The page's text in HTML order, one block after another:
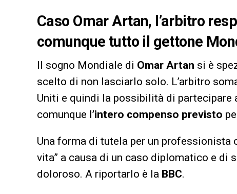
Caso Omar Artan, l’arbitro
comunque tutto il gettone
Il sogno Mondiale di Omar Artan si è
scelto di non lasciarlo solo. L’arbitro
Uniti e quindi la possibilità di partecipare
comunque l’intero compenso previsto
Una forma di tutela per un professionista
vita” a causa di un caso diplomatico e di
doloroso. A riportarlo è la BBC.